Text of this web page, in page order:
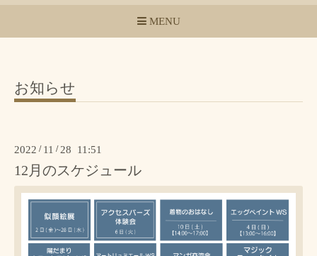
MENU
お知らせ
2022 / 11 / 28 11:51
12月のスケジュール